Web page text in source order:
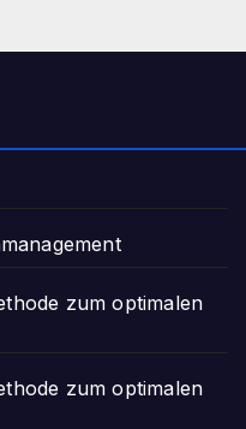
zum optimalen
zum optimalen